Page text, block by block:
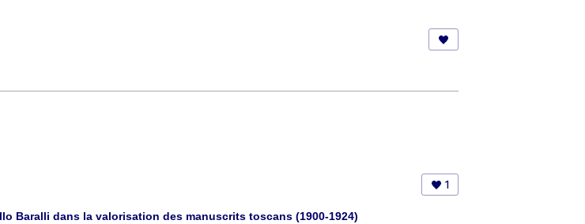
1
Baralli dans la valorisation des manuscrits toscans (1900-1924)